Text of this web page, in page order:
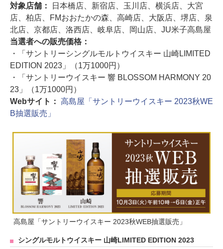
対象店舗：
日本橋店、新宿店、玉川店、横浜店、大宮
店、柏店、FMおおたかの森、高崎店、大阪店、堺店、泉
北店、京都店、洛西店、岐阜店、岡山店、JU米子高島屋
当選者への販売価格：
・「サントリーシングルモルトウイスキー 山崎LIMITED
EDITION 2023」（1万1000円）
・「サントリーウイスキー 響 BLOSSOM HARMONY 20
23」（1万1000円）
Webサイト： 高島屋「サントリーウイスキー 2023秋WE
B抽選販売」
高島屋「サントリーウイスキー 2023秋WEB抽選販売」
シングルモルトウイスキー 山崎LIMITED EDITION 2023